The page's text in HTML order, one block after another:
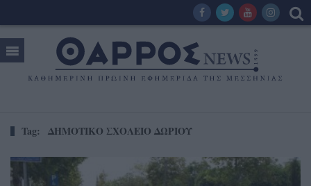
Tag: ΔΗΜΟΤΙΚΟ ΣΧΟΛΕΙΟ ΔΩΡΙΟΥ